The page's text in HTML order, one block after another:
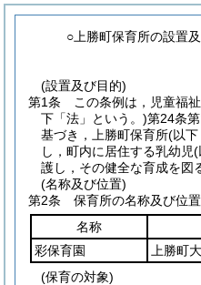
○上勝町保育所の設置
(設置及び目的)
第1条
この条例は，児童福
下「法」という。)第24条
基づき，上勝町保育所(以下
し，町内に居住する乳幼児(
護し，その健全な育成を図
(名称及び位置)
第2条
保育所の名称及び位
名称
彩保育園
上勝町
(保育の対象)